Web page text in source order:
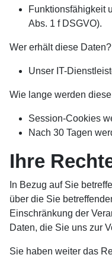
Funktionsfähigkeit
Abs. 1 f DSGVO).
Wer erhält diese Daten?
Unser IT-
Wie lange werden
Session-Cookies
Nach 30 Tagen
Ihre
In Bezug auf Sie
über die Sie
Einschränkung der
Daten, die Sie uns zur
Sie haben weiter das